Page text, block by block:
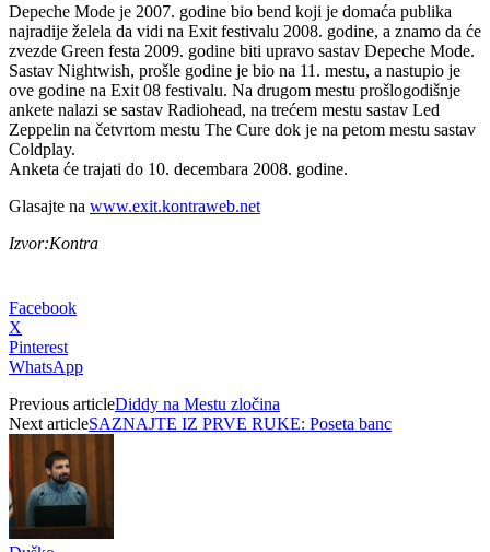
Depeche Mode je 2007. godine bio bend koji je domaća publika
najradije želela da vidi na Exit festivalu 2008. godine, a znamo da će
zvezde Green festa 2009. godine biti upravo sastav Depeche Mode.
Sastav Nightwish, prošle godine je bio na 11. mestu, a nastupio je
ove godine na Exit 08 festivalu. Na drugom mestu prošlogodišnje
ankete nalazi se sastav Radiohead, na trećem mestu sastav Led
Zeppelin na četvrtom mestu The Cure dok je na petom mestu sastav
Coldplay.
Anketa će trajati do 10. decembara 2008. godine.
Glasajte na www.exit.kontraweb.net
Izvor:Kontra
Facebook
X
Pinterest
WhatsApp
Previous articleDiddy na Mestu zločina
Next articleSAZNAJTE IZ PRVE RUKE: Poseta banc